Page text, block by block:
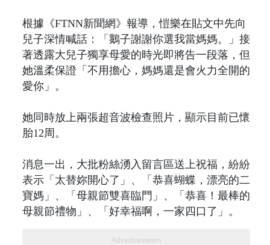
根據《FTNN新聞網》報導，愷樂在貼文中先向
兒子深情喊話：「鵝子謝謝你選我當媽媽。」接
著透露大兒子獨享母愛的時光即將告一段落，但
她溫柔保證「不用擔心，媽媽還是會火力全開的
愛你」。
她同時放上兩張超音波檢查照片，顯示目前已懷
胎12周。
消息一出，大批粉絲湧入留言區送上祝福，紛紛
表示「太替妳開心了」、「恭喜蝴蝶，漂亮的二
寶媽」、「母親節雙喜臨門」、「恭喜！最棒的
母親節禮物」、「好幸福啊，一家四口了」。
Advertisements